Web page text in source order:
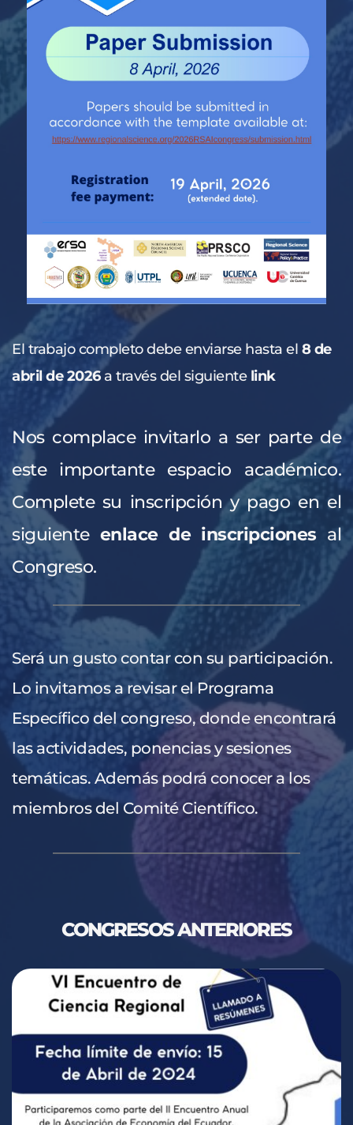
El trabajo completo debe enviarse hasta el 8 de
abril de 2026 a través del siguiente link
Nos complace invitarlo a ser parte de
este importante espacio académico.
Complete su inscripción y pago en el
siguiente enlace de inscripciones al
Congreso.
Será un gusto contar con su participación.
Lo invitamos a revisar el Programa
Específico del congreso, donde encontrará
las actividades, ponencias y sesiones
temáticas. Además podrá conocer a los
miembros del Comité Científico.
CONGRESOS ANTERIORES